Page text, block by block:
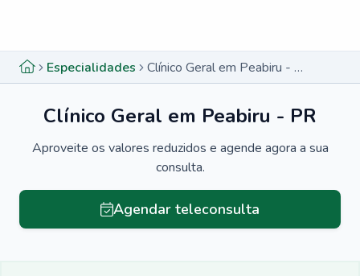
Especialidades Clínico Geral em Peabiru - PR
Clínico Geral em Peabiru - PR
Aproveite os valores reduzidos e agende agora a sua
consulta.
Agendar teleconsulta